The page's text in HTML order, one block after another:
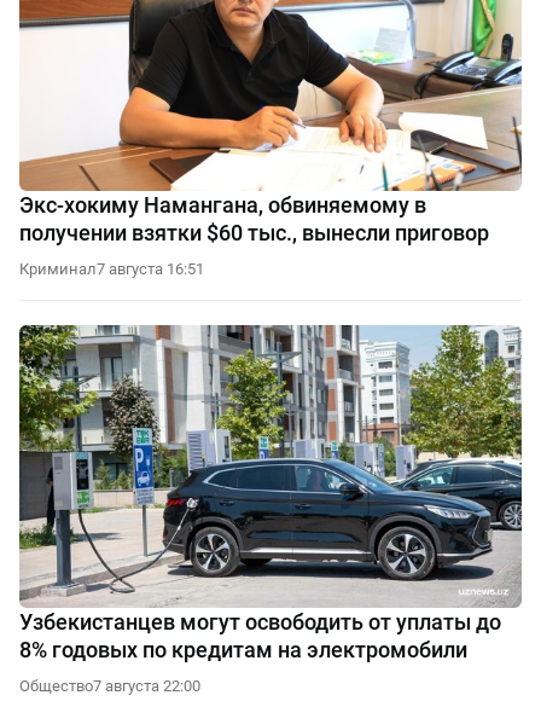
Экс-хокиму Намангана, обвиняемому в
получении взятки $60 тыс., вынесли приговор
Криминал7 августа 16:51
Узбекистанцев могут освободить от уплаты до
8% годовых по кредитам на электромобили
Общество7 августа 22:00